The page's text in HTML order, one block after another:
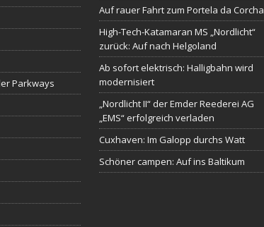
Parkways
Auf rauer Fahrt zum Portela da Corcha
High-Tech-Katamaran MS „Nordlicht“
zurück: Auf nach Helgoland
Ab sofort elektrisch: Halligbahn wird
modernisiert
„Nordlicht II“ der Emder Reederei AG
„EMS“ erfolgreich verladen
Cuxhaven: Im Galopp durchs Watt
Schöner campen: Auf ins Baltikum